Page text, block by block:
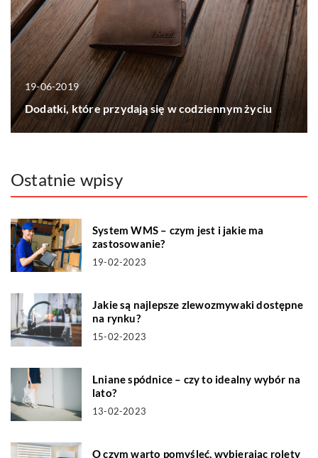
19-06-2019
Dodatki, które przydają się w codziennym życiu
Ostatnie wpisy
System WMS – czym jest i jakie ma
zastosowanie?
19-02-2023
Jakie są najlepsze zlewozmywaki dostępne
na rynku?
15-02-2023
Lniane spódnice – czy to idealny wybór na
lato?
13-02-2023
O czym warto pomyśleć, wybierając rolety